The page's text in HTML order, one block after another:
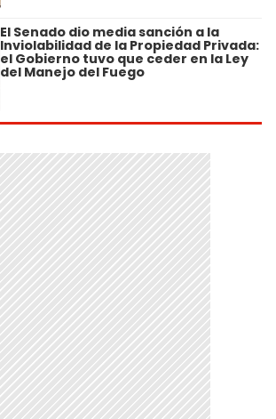
El Senado dio media sanción a la
Inviolabilidad de la Propiedad Privada:
el Gobierno tuvo que ceder en la Ley
del Manejo del Fuego